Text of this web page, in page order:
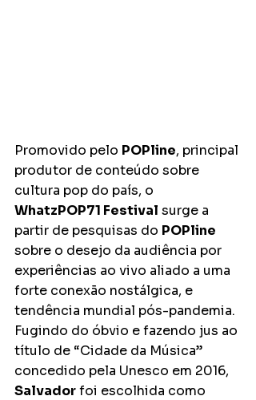
Promovido pelo POPline, principal
produtor de conteúdo sobre
cultura pop do país, o
WhatzPOP71 Festival surge a
partir de pesquisas do POPline
sobre o desejo da audiência por
experiências ao vivo aliado a uma
forte conexão nostálgica, e
tendência mundial pós-pandemia.
Fugindo do óbvio e fazendo jus ao
título de “Cidade da Música”
concedido pela Unesco em 2016,
Salvador foi escolhida como